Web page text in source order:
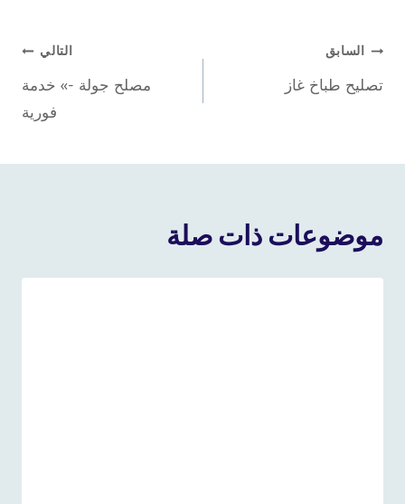
تصفّح
المقالات
السابق
تصليح طباخ غاز
التالي
مصلح جولة -» خدمة
فورية
موضوعات ذات صلة